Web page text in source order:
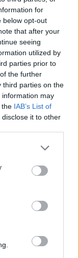
for
below opt-out
that after your
seeing
utilized by
parties prior to
the further
third parties on the
information may
the IAB’s List of
it to other
αύξηση
εταιρεία